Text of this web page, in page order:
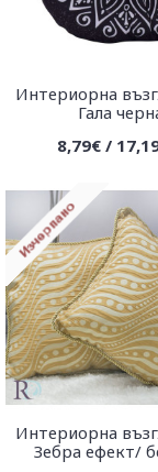
Интериорна
Гала
8,79€ /
Интериорна
Зебра ефект/